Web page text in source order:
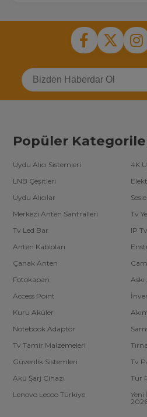
Popüler
Uydu Alıcı Sistemleri
4K
LNB Çeşitleri
Uydu Alıcılar
Merkezi Anten Santralleri
Tv
Tv Led Bar
IP
Anten Kabloları
Çanak Anten
Fotokapan
Access Point
Kuru Aküler
Notebook Adaptör
Tv Tamir Malzemeleri
Güvenlik Sistemleri
Tv
Akü Şarj Cihazı
Tur
Lenovo Lecoo Türkiye